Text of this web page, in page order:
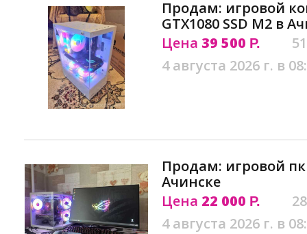
Продам: игровой
GTX1080 SSD M2 в
Цена 39 500 Р.
4 августа 2026 г. в
Продам: игровой
Ачинске
Цена 22 000 Р.
4 августа 2026 г. в